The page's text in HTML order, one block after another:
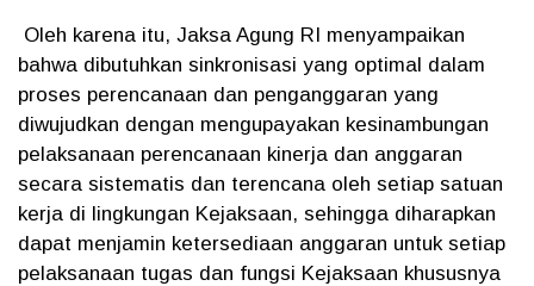
Oleh karena itu, Jaksa Agung RI menyampaikan
bahwa dibutuhkan sinkronisasi yang optimal dalam
proses perencanaan dan penganggaran yang
diwujudkan dengan mengupayakan kesinambungan
pelaksanaan perencanaan kinerja dan anggaran
secara sistematis dan terencana oleh setiap satuan
kerja di lingkungan Kejaksaan, sehingga diharapkan
dapat menjamin ketersediaan anggaran untuk setiap
pelaksanaan tugas dan fungsi Kejaksaan khususnya